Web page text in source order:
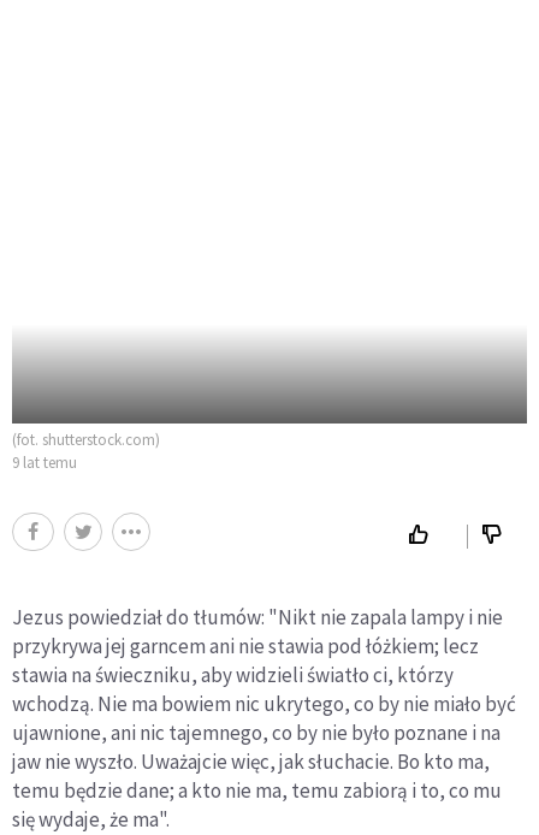
(fot. shutterstock.com)
9 lat temu
Jezus powiedział do tłumów: "Nikt nie zapala lampy i nie
przykrywa jej garncem ani nie stawia pod łóżkiem; lecz
stawia na świeczniku, aby widzieli światło ci, którzy
wchodzą. Nie ma bowiem nic ukrytego, co by nie miało być
ujawnione, ani nic tajemnego, co by nie było poznane i na
jaw nie wyszło. Uważajcie więc, jak słuchacie. Bo kto ma,
temu będzie dane; a kto nie ma, temu zabiorą i to, co mu
się wydaje, że ma".